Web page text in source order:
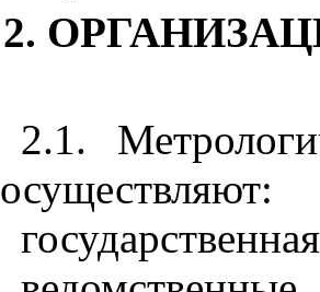
2.
2.1.
осуществляют: